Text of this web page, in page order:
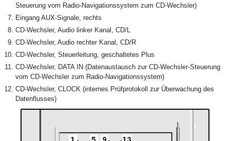
Steuerung vom Radio-Navigationssystem zum CD-Wechsler)
Eingang AUX-Signale, rechts
CD-Wechsler, Audio linker Kanal, CD/L
CD-Wechsler, Audio rechter Kanal, CD/R
CD-Wechsler, Steuerleitung, geschaltetes Plus
CD-Wechsler, DATA IN (Datenaustausch zur CD-Wechsler-Steuerung
vom CD-Wechsler zum Radio-Navigationssystem)
CD-Wechsler, CLOCK (internes Prüfprotokoll zur Überwachung des
Datenflusses)